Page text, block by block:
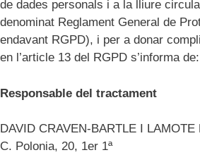
de dades personals i a la lliure
denominat Reglament General de
endavant RGPD), i per a donar
en l’article 13 del RGPD s’informa de:
Responsable del tractament
DAVID CRAVEN-BARTLE I LAMOTE
C. Polonia, 20, 1er 1ª